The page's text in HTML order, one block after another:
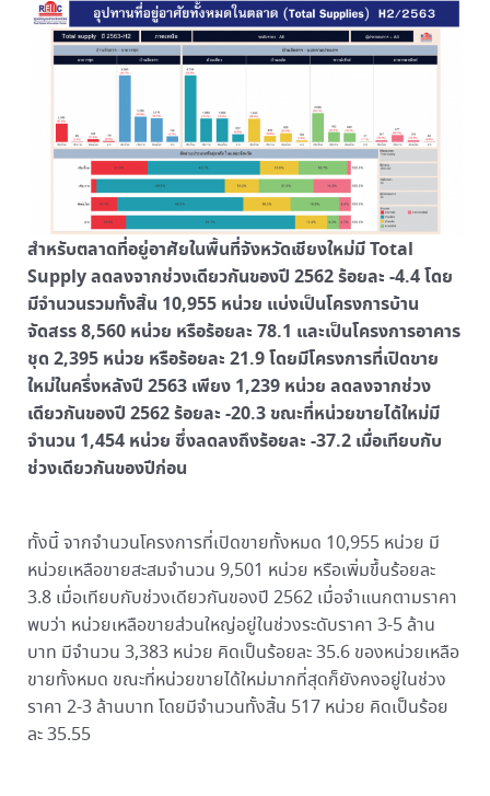
สำหรับตลาดที่อยู่อาศัยในพื้นที่จังหวัดเชียงใหม่มี Total
Supply ลดลงจากช่วงเดียวกันของปี 2562 ร้อยละ -4.4 โดย
มีจำนวนรวมทั้งสิ้น 10,955 หน่วย แบ่งเป็นโครงการบ้าน
จัดสรร 8,560 หน่วย หรือร้อยละ 78.1 และเป็นโครงการอาคาร
ชุด 2,395 หน่วย หรือร้อยละ 21.9 โดยมีโครงการที่เปิดขาย
ใหม่ในครึ่งหลังปี 2563 เพียง 1,239 หน่วย ลดลงจากช่วง
เดียวกันของปี 2562 ร้อยละ -20.3 ขณะที่หน่วยขายได้ใหม่มี
จำนวน 1,454 หน่วย ซึ่งลดลงถึงร้อยละ -37.2 เมื่อเทียบกับ
ช่วงเดียวกันของปีก่อน
ทั้งนี้ จากจำนวนโครงการที่เปิดขายทั้งหมด 10,955 หน่วย มี
หน่วยเหลือขายสะสมจำนวน 9,501 หน่วย หรือเพิ่มขึ้นร้อยละ
3.8 เมื่อเทียบกับช่วงเดียวกันของปี 2562 เมื่อจำแนกตามราคา
พบว่า หน่วยเหลือขายส่วนใหญ่อยู่ในช่วงระดับราคา 3-5 ล้าน
บาท มีจำนวน 3,383 หน่วย คิดเป็นร้อยละ 35.6 ของหน่วยเหลือ
ขายทั้งหมด ขณะที่หน่วยขายได้ใหม่มากที่สุดก็ยังคงอยู่ในช่วง
ราคา 2-3 ล้านบาท โดยมีจำนวนทั้งสิ้น 517 หน่วย คิดเป็นร้อย
ละ 35.55